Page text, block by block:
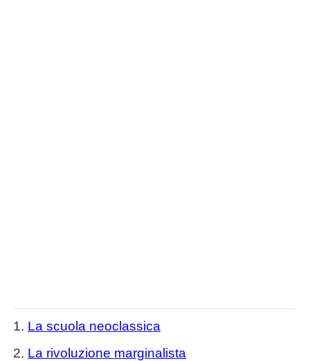
La scuola neoclassica
La rivoluzione marginalista